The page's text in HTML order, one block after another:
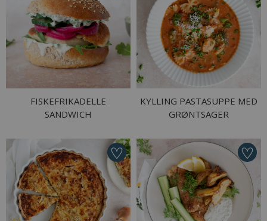
FISKEFRIKADELLE
SANDWICH
KYLLING PASTASUPPE MED
GRØNTSAGER